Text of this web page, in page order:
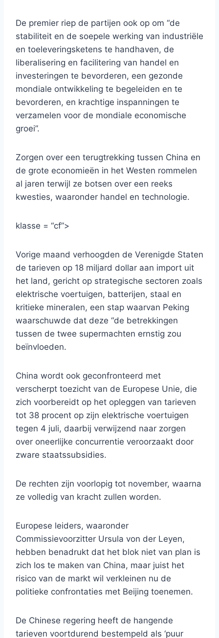
De premier riep de partijen ook op om “de
stabiliteit en de soepele werking van industriële
en toeleveringsketens te handhaven, de
liberalisering en facilitering van handel en
investeringen te bevorderen, een gezonde
mondiale ontwikkeling te begeleiden en te
bevorderen, en krachtige inspanningen te
verzamelen voor de mondiale economische
groei”.
Zorgen over een terugtrekking tussen China en
de grote economieën in het Westen rommelen
al jaren terwijl ze botsen over een reeks
kwesties, waaronder handel en technologie.
klasse = “cf”>
Vorige maand verhoogden de Verenigde Staten
de tarieven op 18 miljard dollar aan import uit
het land, gericht op strategische sectoren zoals
elektrische voertuigen, batterijen, staal en
kritieke mineralen, een stap waarvan Peking
waarschuwde dat deze “de betrekkingen
tussen de twee supermachten ernstig zou
beïnvloeden.
China wordt ook geconfronteerd met
verscherpt toezicht van de Europese Unie, die
zich voorbereidt op het opleggen van tarieven
tot 38 procent op zijn elektrische voertuigen
tegen 4 juli, daarbij verwijzend naar zorgen
over oneerlijke concurrentie veroorzaakt door
zware staatssubsidies.
De rechten zijn voorlopig tot november, waarna
ze volledig van kracht zullen worden.
Europese leiders, waaronder
Commissievoorzitter Ursula von der Leyen,
hebben benadrukt dat het blok niet van plan is
zich los te maken van China, maar juist het
risico van de markt wil verkleinen nu de
politieke confrontaties met Beijing toenemen.
De Chinese regering heeft de hangende
tarieven voortdurend bestempeld als ‘puur